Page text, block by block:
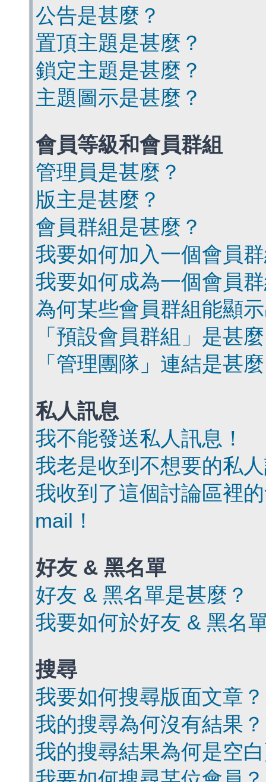
公告是甚麼？
置頂主題是甚麼？
鎖定主題是甚麼？
主題圖示是甚麼？
會員等級和會員群組
管理員是甚麼？
版主是甚麼？
會員群組是甚麼？
我要如何加入一個會員
我要如何成為一個會員
為何某些會員群組能顯
「預設會員群組」是甚
「管理團隊」連結是甚
私人訊息
我不能發送私人訊息！
我老是收到不想要的私
我收到了這個討論區裡
mail！
好友 & 黑名單
好友 & 黑名單是甚麼？
我要如何於好友 & 黑名
搜尋
我要如何搜尋版面文章？
我的搜尋為何沒有結果？
我的搜尋結果為何是空